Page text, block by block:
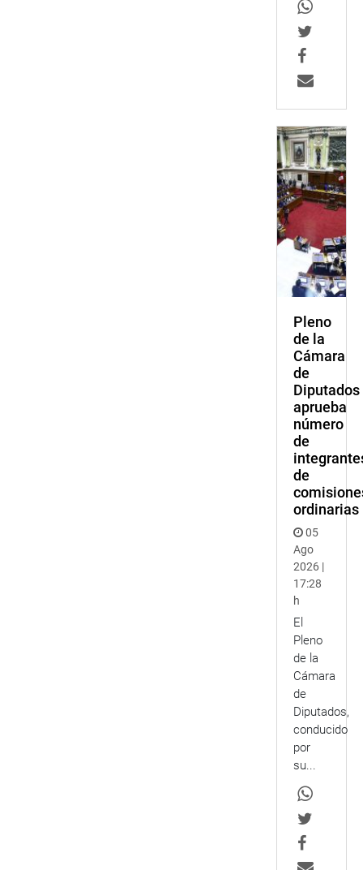
Pleno
de la
Cámara
de
Diputados
aprueba
número
de
de
ordinarias
05
Ago
2026 |
17:28
h
El
Pleno
de la
Cámara
de
Diputados,
conducido
por
su...